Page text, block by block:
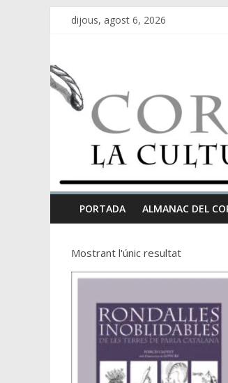
dijous, agost 6, 2026
PORTADA ALMANAC DEL
Mostrant l'únic resultat